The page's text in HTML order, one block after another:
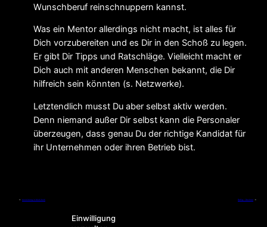
Einwilligung
Wunschberuf reinschnuppern kannst.
Was ein Mentor allerdings nicht macht, ist alles für
Dich vorzubereiten und es Dir in den Schoß zu legen.
Er gibt Dir Tipps und Ratschläge. Vielleicht macht er
Dich auch mit anderen Menschen bekannt, die Dir
hilfreich sein könnten (s. Netzwerke).
Letztendlich musst Du aber selbst aktiv werden.
Denn niemand außer Dir selbst kann die Personaler
überzeugen, dass genau Du der richtige Kandidat für
ihr Unternehmen oder ihren Betrieb bist.
← Ausbildung in Multi-Kulti Bafög – Rechner →